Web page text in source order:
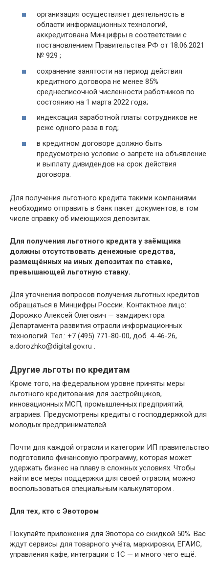
организация осуществляет деятельность в
области информационных технологий,
аккредитована Минцифры в соответствии с
постановлением Правительства РФ от 18.06.2021
№ 929 ;
сохранение занятости на период действия
кредитного договора не менее 85%
среднесписочной численности работников по
состоянию на 1 марта 2022 года;
индексация заработной платы сотрудников не
реже одного раза в год;
в кредитном договоре должно быть
предусмотрено условие о запрете на объявление
и выплату дивидендов на срок действия
договора.
Для получения льготного кредита такими компаниями
необходимо отправить в банк пакет документов, в том
числе справку об имеющихся депозитах.
Для получения льготного кредита у заёмщика
должны отсутствовать денежные средства,
размещённых на иных депозитах по ставке,
превышающей льготную ставку.
Для уточнения вопросов получения льготных кредитов
обращаться в Минцифры России. Контактное лицо:
Дорожко Алексей Олегович — замдиректора
Департамента развития отрасли информационных
технологий. Тел.: +7 (495) 771-80-00, доб. 4-46-26,
a.dorozhko@digital.gov.ru .
Другие льготы по кредитам
Кроме того, на федеральном уровне приняты меры
льготного кредитования для застройщиков,
инновационных МСП, промышленных предприятий,
аграриев. Предусмотрены кредиты с господдержкой для
молодых предпринимателей.
Почти для каждой отрасли и категории ИП правительство
подготовило финансовую программу, которая может
удержать бизнес на плаву в сложных условиях. Чтобы
найти все меры поддержки для своей отрасли, можно
воспользоваться специальным калькулятором .
Для тех, кто с Эвотором
Покупайте приложения для Эвотора со скидкой 50%. Вас
ждут сервисы для товарного учёта, маркировки, ЕГАИС,
управления кафе, интеграции с 1С — и много чего ещё.